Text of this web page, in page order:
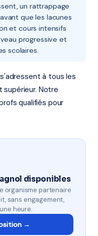
un rattrappage
que les lacunes
et cours intensifs
progressive et
scolaires.
à tous les
supérieur. Notre
qualifiés pour
disponibles
organisme partenaire
sans engagement,
heure.
→